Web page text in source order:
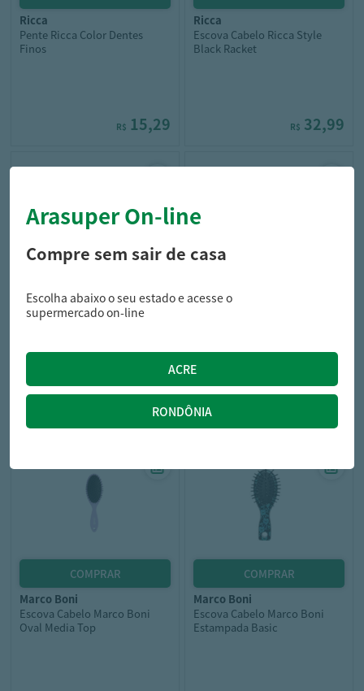
ricca
Pente Ricca Color Dentes
Finos
R$ 15,29
ricca
Escova Cabelo Ricca Style
Black Racket
R$ 32,99
condor
Escova Cabelo Condor Shana
24,99
marco boni
Escova Cabelo Marco Boni
Oval Media Top
marco boni
Escova Cabelo Marco Boni
Estampada Basic
Arasuper On-line
Compre sem sair de casa
Escolha abaixo o seu estado e acesse o
supermercado on-line